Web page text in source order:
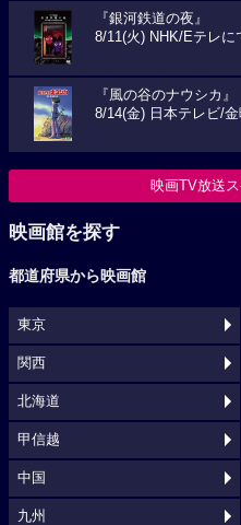
『銀河鉄道の夜』
8/11(火) NHK/Eテレに
『風の谷のナウシカ』
8/14(金) 日本テレビ/
映画TV放送
映画館を探す
都道府県から映画館
東京
関西
北海道
甲信越
中国
九州